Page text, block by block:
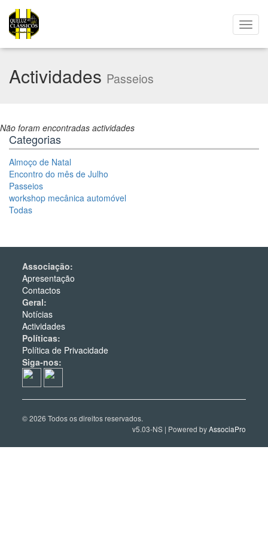
Actividades Passeios
Não foram encontradas actividades
Categorias
Almoço de Natal
Encontro do mês de Julho
Passeios
workshop mecânica automóvel
Todas
Associação:
Apresentação
Contactos
Geral:
Notícias
Actividades
Políticas:
Política de Privacidade
Siga-nos:
© 2026 Todos os direitos reservados.
v5.03-NS | Powered byAssociaPro